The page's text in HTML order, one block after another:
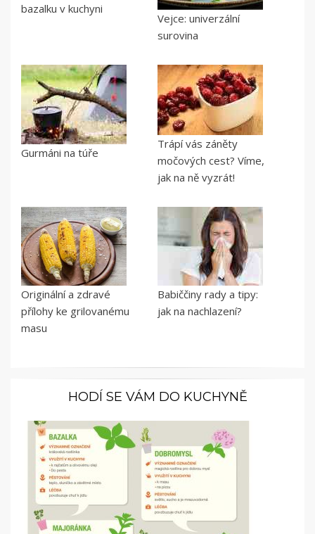
bazalku v kuchyni
Vejce: univerzální
surovina
Gurmáni na túře
Trápí vás záněty
močových cest? Víme,
jak na ně vyzrát!
Originální a zdravé
přílohy ke grilovanému
masu
Babiččiny rady a tipy:
jak na nachlazení?
HODÍ SE VÁM DO KUCHYNĚ